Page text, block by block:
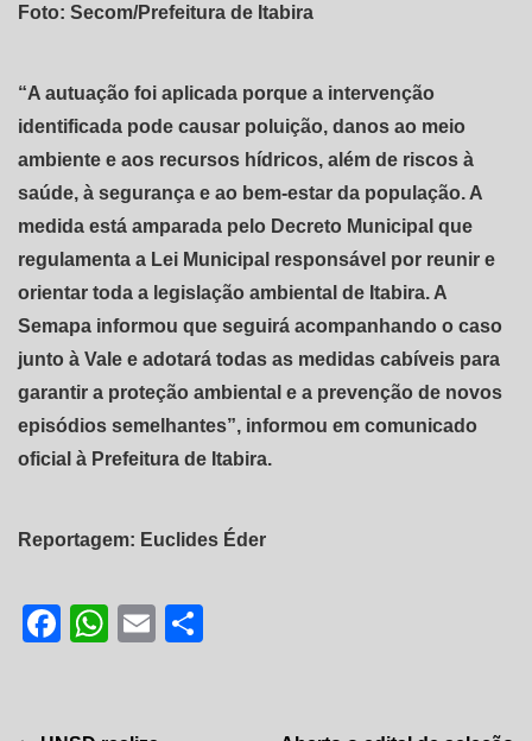
Foto: Secom/Prefeitura de Itabira
“A autuação foi aplicada porque a intervenção
identificada pode causar poluição, danos ao meio
ambiente e aos recursos hídricos, além de riscos à
saúde, à segurança e ao bem-estar da população. A
medida está amparada pelo Decreto Municipal que
regulamenta a Lei Municipal responsável por reunir e
orientar toda a legislação ambiental de Itabira. A
Semapa informou que seguirá acompanhando o caso
junto à Vale e adotará todas as medidas cabíveis para
garantir a proteção ambiental e a prevenção de novos
episódios semelhantes”, informou em comunicado
oficial à Prefeitura de Itabira.
Reportagem: Euclides Éder
Facebook
WhatsApp
Email